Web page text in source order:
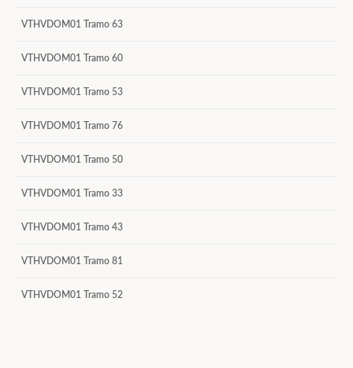
VTHVDOM01 Tramo 63
VTHVDOM01 Tramo 60
VTHVDOM01 Tramo 53
VTHVDOM01 Tramo 76
VTHVDOM01 Tramo 50
VTHVDOM01 Tramo 33
VTHVDOM01 Tramo 43
VTHVDOM01 Tramo 81
VTHVDOM01 Tramo 52